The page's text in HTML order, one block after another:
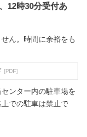
12時30分受付あ
ん。時間に余裕をも
[PDF]
ンター内の駐車場を
での駐車は禁止で